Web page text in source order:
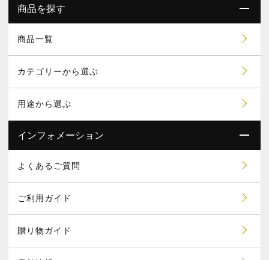
商品を探す
商品一覧
カテゴリーから選ぶ
用途から選ぶ
インフォメーション
よくあるご質問
ご利用ガイド
贈り物ガイド